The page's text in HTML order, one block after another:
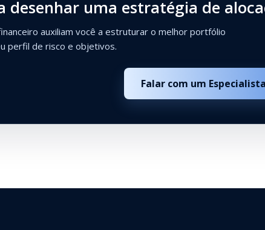
desenhar uma estratégia de
auxiliam você a estruturar o melhor portfólio
perfil de risco e objetivos.
Falar com um Especialista